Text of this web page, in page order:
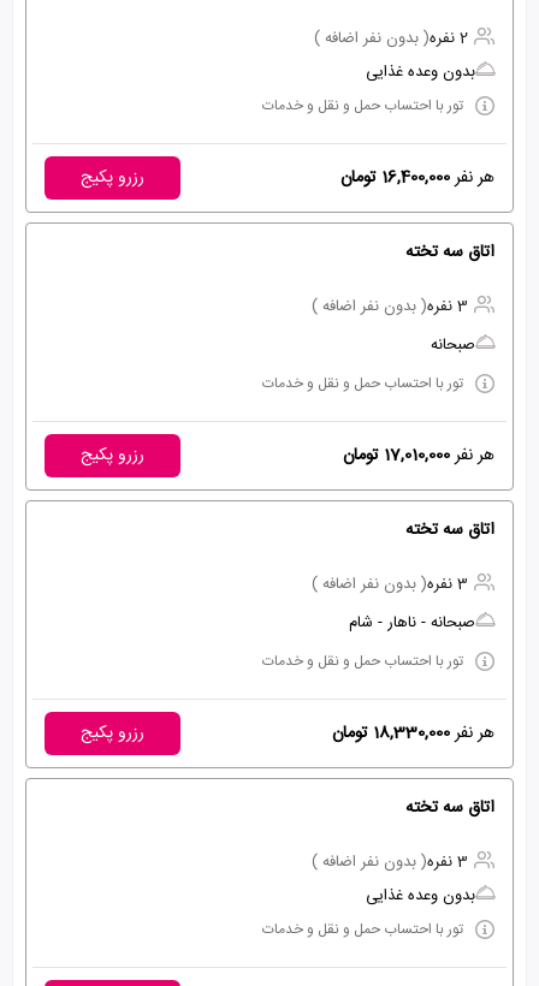
2 نفره
( بدون نفر اضافه )
بدون وعده غذایی
تور با احتساب حمل و نقل و خدمات
هر نفر16,400,000 تومان رزرو پکیج
اتاق سه تخته
3 نفره
( بدون نفر اضافه )
صبحانه
تور با احتساب حمل و نقل و خدمات
هر نفر17,010,000 تومان رزرو پکیج
اتاق سه تخته
3 نفره
( بدون نفر اضافه )
صبحانه - ناهار - شام
تور با احتساب حمل و نقل و خدمات
هر نفر18,330,000 تومان رزرو پکیج
اتاق سه تخته
3 نفره
( بدون نفر اضافه )
بدون وعده غذایی
تور با احتساب حمل و نقل و خدمات